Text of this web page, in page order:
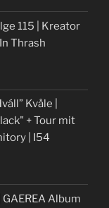
115 | Kreator
Thrash
Kvåle |
+ Tour mit
| I54
Album